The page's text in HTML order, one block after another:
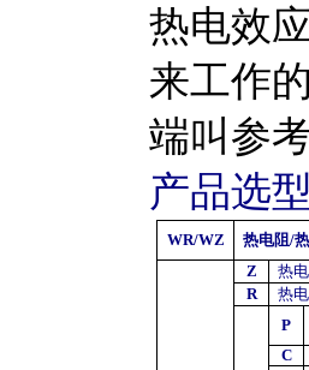
热电效
来工作
端叫参
产品选
WR/WZ 热电阻/
Z
热
R
热
P
C